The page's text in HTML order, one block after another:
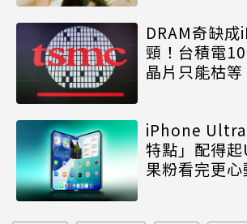
DRAM奇缺
頸！台積電
晶片只能枯等
iPhone Ultra
特點」配得
果粉看完更心